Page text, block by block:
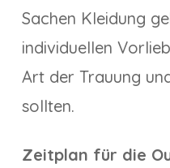
Sachen Kleidung
individuellen
Art der Trauung
sollten.
Zeitplan für die